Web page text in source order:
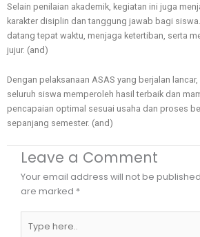
Selain penilaian akademik, kegiatan ini juga
karakter disiplin dan tanggung jawab bagi
datang tepat waktu, menjaga ketertiban, serta
jujur. (and)
Dengan pelaksanaan ASAS yang berjalan
seluruh siswa memperoleh hasil terbaik dan
pencapaian optimal sesuai usaha dan proses
sepanjang semester. (and)
Leave a Comment
Your email address will not be
are marked *
here..